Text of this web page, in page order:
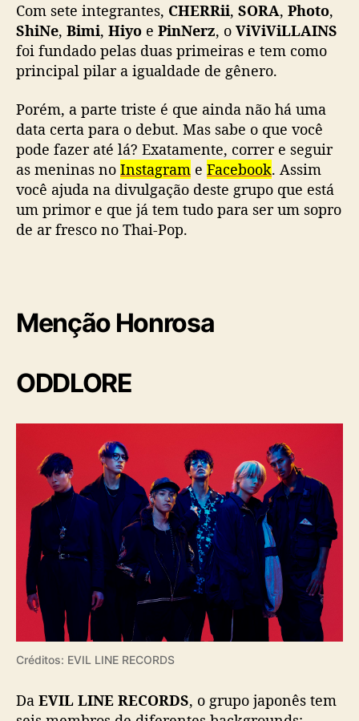
Com sete integrantes, CHERRii, SORA, Photo,
ShiNe, Bimi, Hiyo e PinNerz, o ViViViLLAINS
foi fundado pelas duas primeiras e tem como
principal pilar a igualdade de gênero.
Porém, a parte triste é que ainda não há uma
data certa para o debut. Mas sabe o que você
pode fazer até lá? Exatamente, correr e seguir
as meninas no Instagram e Facebook. Assim
você ajuda na divulgação deste grupo que está
um primor e que já tem tudo para ser um sopro
de ar fresco no Thai-Pop.
Menção Honrosa
ODDLORE
Créditos: EVIL LINE RECORDS
Da EVIL LINE RECORDS, o grupo japonês tem